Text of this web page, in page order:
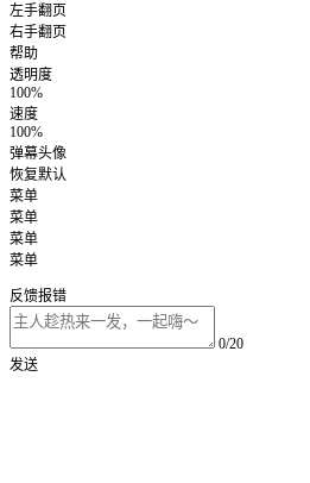
左手翻页
右手翻页
帮助
透明度
100%
速度
100%
弹幕头像
恢复默认
菜单
菜单
菜单
菜单
反馈报错
0/20
发送